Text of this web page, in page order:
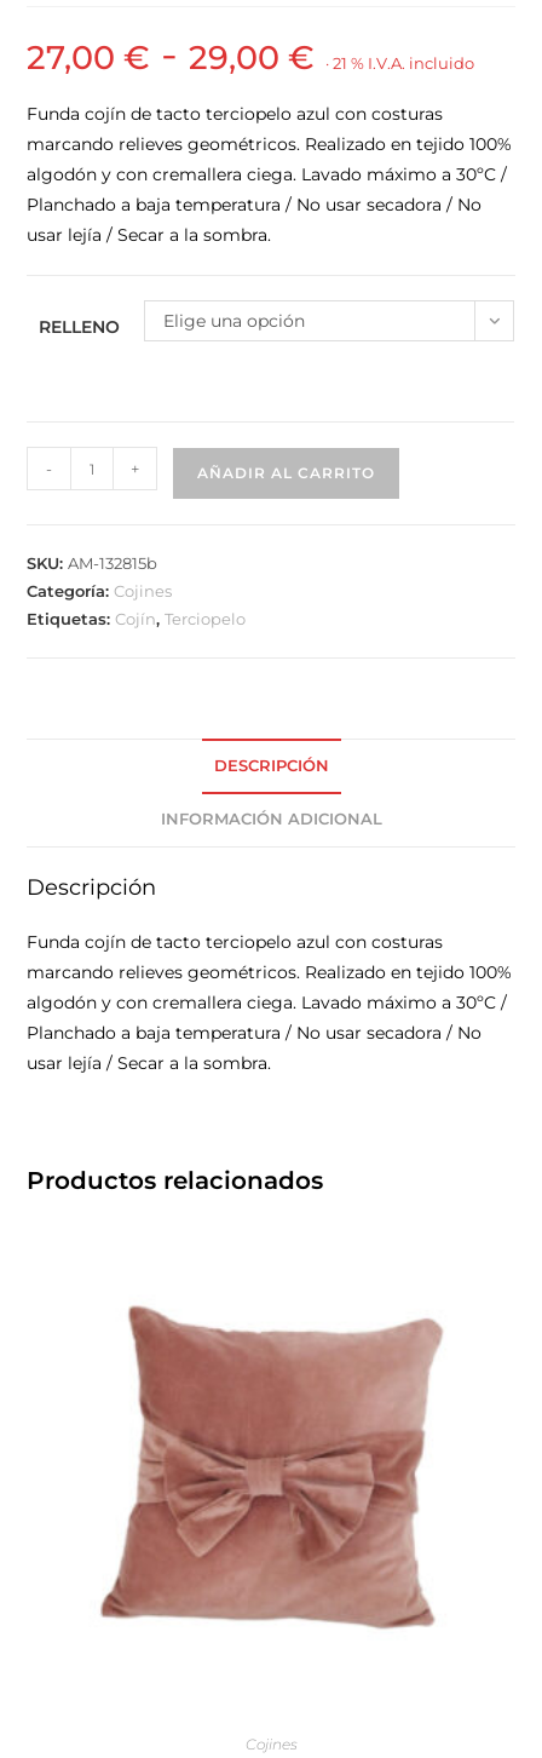
27,00€ - 29,00€ · 21 % I.V.A. incluido
Funda cojín de tacto terciopelo azul con costuras
marcando relieves geométricos. Realizado en tejido 100%
algodón y con cremallera ciega. Lavado máximo a 30ºC /
Planchado a baja temperatura / No usar secadora / No
usar lejía / Secar a la sombra.
RELLENO Elige una opción
- + AÑADIR AL CARRITO
SKU:AM-132815b
Categoría:Cojines
Etiquetas:Cojín,Terciopelo
DESCRIPCIÓN
INFORMACIÓN ADICIONAL
Descripción
Funda cojín de tacto terciopelo azul con costuras
marcando relieves geométricos. Realizado en tejido 100%
algodón y con cremallera ciega. Lavado máximo a 30ºC /
Planchado a baja temperatura / No usar secadora / No
usar lejía / Secar a la sombra.
Productos relacionados
Cojines